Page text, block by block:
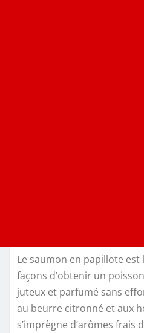
Le saumon en papillote est
façons d’obtenir un
juteux et parfumé sans
au beurre citronné et aux
s’imprègne d’arômes frais